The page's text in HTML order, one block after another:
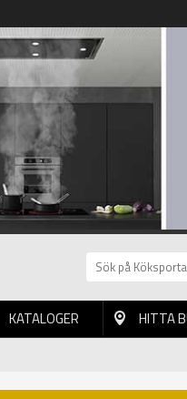
KATALOGER HITTA